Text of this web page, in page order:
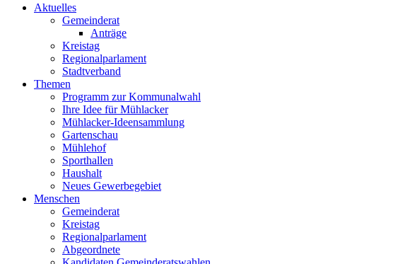
Aktuelles
Gemeinderat
Anträge
Kreistag
Regionalparlament
Stadtverband
Themen
Programm zur Kommunalwahl
Ihre Idee für Mühlacker
Mühlacker-Ideensammlung
Gartenschau
Mühlehof
Sporthallen
Haushalt
Neues Gewerbegebiet
Menschen
Gemeinderat
Kreistag
Regionalparlament
Abgeordnete